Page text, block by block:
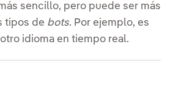
sencillo, pero puede ser más
tipos de bots. Por ejemplo, es
idioma en tiempo real.